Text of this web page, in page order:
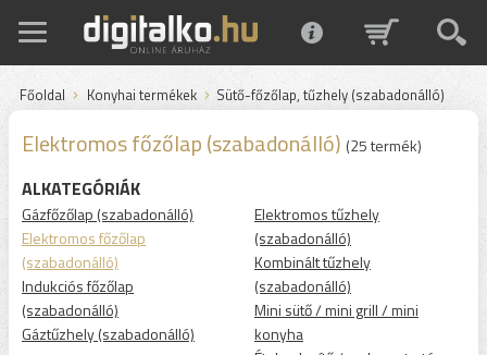
Főoldal Konyhai termékek Sütő-főzőlap, tűzhely (szabadonálló)
Elektromos főzőlap (szabadonálló) (25 termék)
ALKATEGÓRIÁK
Gázfőzőlap (szabadonálló)
Elektromos főzőlap
(szabadonálló)
Indukciós főzőlap
(szabadonálló)
Gáztűzhely (szabadonálló)
Elektromos tűzhely
(szabadonálló)
Kombinált tűzhely
(szabadonálló)
Mini sütő / mini grill / mini
konyha